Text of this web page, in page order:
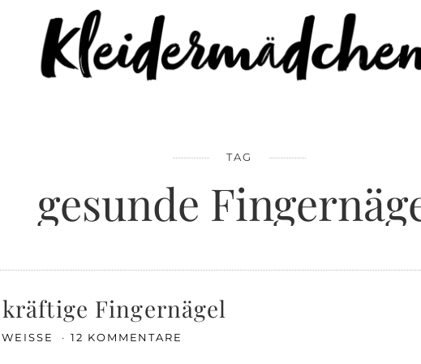
TAG
gesunde
Fingernägel
12 KOMMENTARE